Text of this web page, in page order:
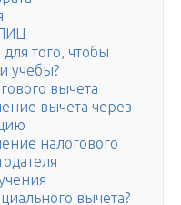
того, чтобы
учебы?
вычета
вычета через
налогового
вычета?